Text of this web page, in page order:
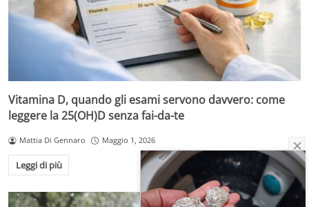
Vitamina D, quando gli esami servono davvero: come
leggere la 25(OH)D senza fai-da-te
Mattia Di Gennaro Maggio 1, 2026
Leggi di più